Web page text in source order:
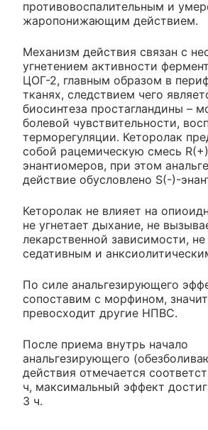
противовоспалительным и
жаропонижающим действием.
Механизм действия связан с
угнетением активности
ЦОГ-2, главным образом в
тканях, следствием чего
биосинтеза простагландины –
болевой чувствительности,
терморегуляции. Кеторолак
собой рацемическую смесь
энантиомеров, при этом
действие обусловлено S(-)-
Кеторолак не влияет на
не угнетает дыхание, не
лекарственной зависимости, не
седативным и
По силе анальгезирующего
сопоставим с морфином,
превосходит другие НПВС.
После приема внутрь начало
анальгезирующего
действия отмечается
ч, максимальный эффект
3 ч.